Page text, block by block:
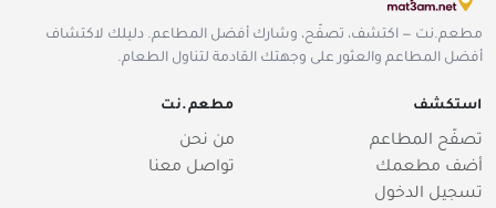
مطعم.نت — اكتشف، تصفّح، وشارك أفضل المطاعم. دليلك لاكتشاف
أفضل المطاعم والعثور على وجهتك القادمة لتناول الطعام.
استكشف
تصفّح المطاعم
أضف مطعمك
تسجيل الدخول
مطعم.نت
من نحن
تواصل معنا